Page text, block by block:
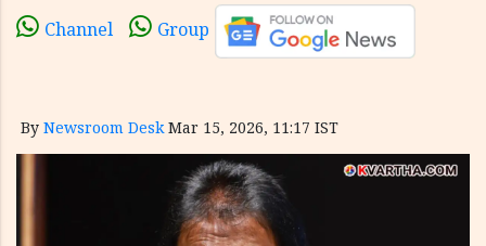
Channel Group
By Newsroom Desk Mar 15, 2026, 11:17 IST